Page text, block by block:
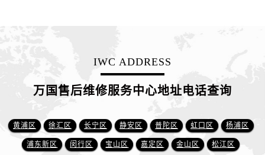
IWC ADDRESS
万国售后维修服务中心地址电话查询
黄浦区 徐汇区 长宁区 静安区 普陀区 虹口区 杨浦区
浦东新区 闵行区 宝山区 嘉定区 金山区 松江区